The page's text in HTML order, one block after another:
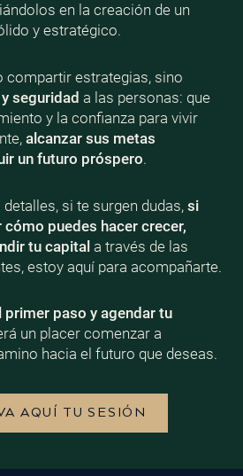
en la creación de un
y estratégico.
compartir estrategias, sino
seguridad a las personas: que
y la confianza para vivir
alcanzar sus metas
un futuro próspero.
si te surgen dudas, si
puedes hacer crecer,
tu capitala través de las
estoy aquí para acompañarte.
primer paso y agendar tu
un placer comenzar a
hacia el futuro que deseas.
AQUÍ TU SESIÓN